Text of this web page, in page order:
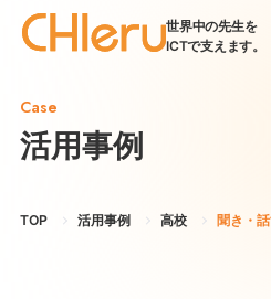
世界中の先生を
ICTで支えます。
Case
活用事例
TOP 活用事例 高校 聞き・